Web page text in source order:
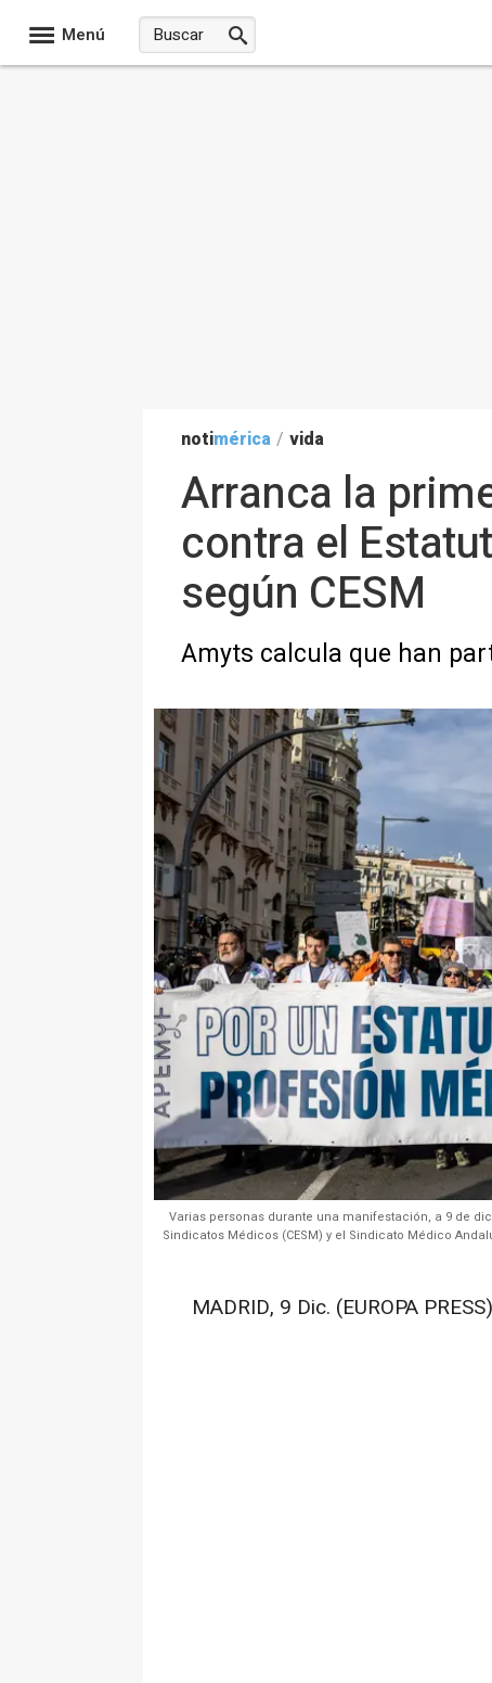
Menú
notimérica / vida
Arranca la
contra el
según CESM
Amyts calcula que han
Varias personas durante una manifestación, a 9 de
Sindicatos Médicos (CESM) y el Sindicato Médico
MADRID, 9 Dic. (EUROPA